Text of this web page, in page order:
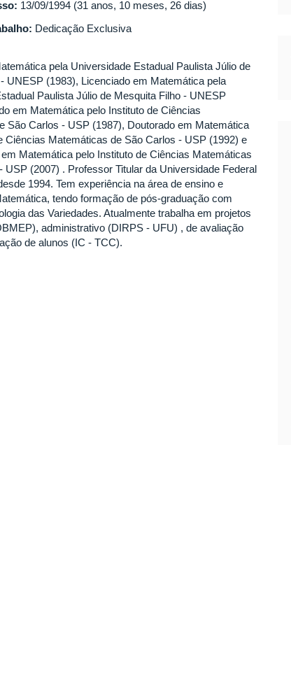
13/09/1994 (31 anos, 10 meses, 26 dias)
Dedicação Exclusiva
pela Universidade Estadual Paulista Júlio de
UNESP (1983), Licenciado em Matemática pela
Paulista Júlio de Mesquita Filho - UNESP
em Matemática pelo Instituto de Ciências
São Carlos - USP (1987), Doutorado em Matemática
Ciências Matemáticas de São Carlos - USP (1992) e
Matemática pelo Instituto de Ciências Matemáticas
USP (2007) . Professor Titular da Universidade Federal
1994. Tem experiência na área de ensino e
tendo formação de pós-graduação com
das Variedades. Atualmente trabalha em projetos
administrativo (DIRPS - UFU) , de avaliação
de alunos (IC - TCC).